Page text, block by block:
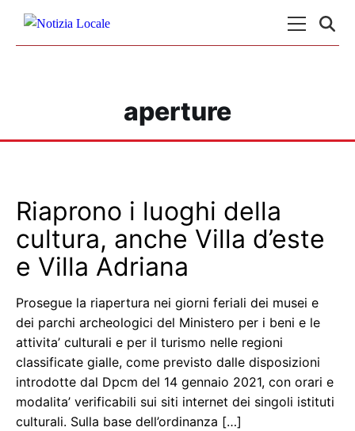
aperture
Riaprono i luoghi della
cultura, anche Villa d’este
e Villa Adriana
Prosegue la riapertura nei giorni feriali dei musei e
dei parchi archeologici del Ministero per i beni e le
attivita’ culturali e per il turismo nelle regioni
classificate gialle, come previsto dalle disposizioni
introdotte dal Dpcm del 14 gennaio 2021, con orari e
modalita’ verificabili sui siti internet dei singoli istituti
culturali. Sulla base dell’ordinanza […]